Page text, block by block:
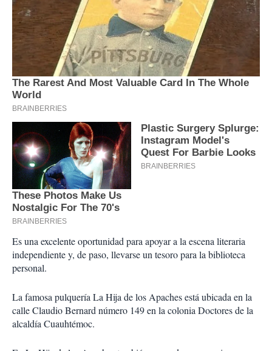
Es una excelente oportunidad para apoyar a la escena literaria
independiente y, de paso, llevarse un tesoro para la biblioteca
personal.
La famosa pulquería La Hija de los Apaches está ubicada en la
calle Claudio Bernard número 149 en la colonia Doctores de la
alcaldía Cuauhtémoc.